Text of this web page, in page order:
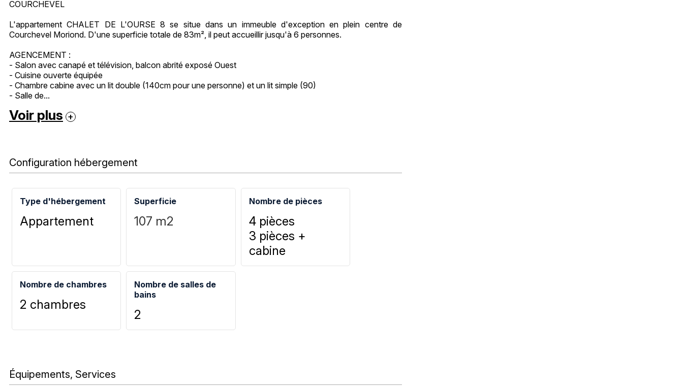
COURCHEVEL
L'appartement CHALET DE L'OURSE 8 se situe dans un immeuble d'exception en plein centre de
Courchevel Moriond. D'une superficie totale de 83m², il peut accueillir jusqu'à 6 personnes.
AGENCEMENT :
- Salon avec canapé et télévision, balcon abrité exposé Ouest
- Cuisine ouverte équipée
- Chambre cabine avec un lit double (140cm pour une personne) et un lit simple (90)
- Salle de...
Voir plus
Configuration hébergement
Type d'hébergement
Appartement
Superficie
107 m2
Nombre de pièces
4 pièces
3 pièces +
cabine
Nombre de chambres
2 chambres
Nombre de salles de
bains
2
Équipements, Services